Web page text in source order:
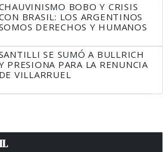
BOBO Y CRISIS
BRASIL: LOS ARGENTINOS
DERECHOS Y HUMANOS
SE SUMÓ A BULLRICH
PRESIONA PARA LA RENUNCIA
DE VILLARRUEL